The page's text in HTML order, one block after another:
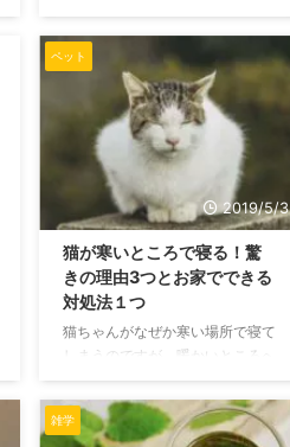
も、その後の対応で逆転すること
はある？」 …不採用通知が届いた
あとは…誰しも想像することです
よね。 この記事ではそんなドラ
マのような展開が本当にあるのか
どうか、見ていきます。 不採用
が覆る2つのパターン 不採用が覆
る状況は2パターンが想像できま
すが、結論から言えば可能性はか
なり厳しいです。 ①企業側から
不採用を覆すというパターン こ
れが起こりうるのは他に採用を検
討していた人が内定を辞退した場
合に、繰り下げで不採用が覆 ...
ペット
2019/5/3
猫が寒いところで寝る！驚
きの理由3つとお家でできる
対処法１つ
猫ちゃんがなぜか寒い場所で寝て
しまうのですが、暖かいところへ
ころに戻ってしまいます。 何と
も奇妙な行動ですね。 なぜこの
雑学